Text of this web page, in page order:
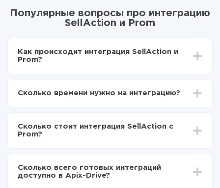
Популярные вопросы про интеграцию
SellAction и Prom
Как происходит интеграция SellAction и
Prom?
Выбираете какие данные передавать из
Теперь данные будут автоматически
передаваться из SellAction в Prom
Сколько времени нужно на интеграцию?
отличаться и составлять от 5-ти до 30-минут. В
среднем настройка занимает 10-15 минут.
Сколько стоит интеграция SellAction с
Prom?
функционал. Вы оплачиваете только количество
данных, которые по факту передаются из одной
Сколько всего готовых интеграций
доступно в Apix-Drive?